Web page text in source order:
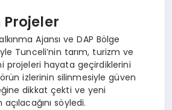
Ajansı ve DAP Bölge
Tunceli’nin tarım, turizm ve
projeleri hayata geçirdiklerini
izlerinin silinmesiyle güven
dikkat çekti ve yeni
söyledi.